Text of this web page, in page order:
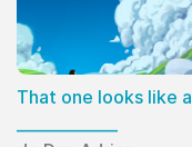
That one looks like a
_____________